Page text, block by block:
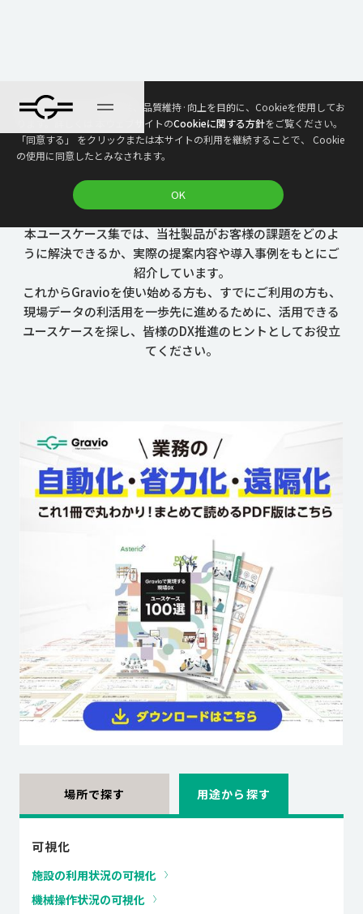
本ウェブサイトは、利便性、品質維持·向上を目的に、Cookieを使用してお
ります。詳しくは 本ウェブサイトのCookieに関する方針をご覧ください。
「同意する」 をクリックまたは本サイトの利用を継続することで、 Cookie
の使用に同意したとみなされます。
OK
DX推進のヒント満載！これで丸わかり！
業務の自動化・省力化・遠隔化
Gravioで実現する現場DXユースケース
100選
本ユースケース集では、当社製品がお客様の課題をどのよ
うに解決できるか、実際の提案内容や導入事例をもとにご
紹介しています。
これからGravioを使い始める方も、すでにご利用の方も、
現場データの利活用を一歩先に進めるために、活用できる
ユースケースを探し、皆様のDX推進のヒントとしてお役立
てください。
場所で探す 用途から探す
可視化
施設の利用状況の可視化
機械操作状況の可視化